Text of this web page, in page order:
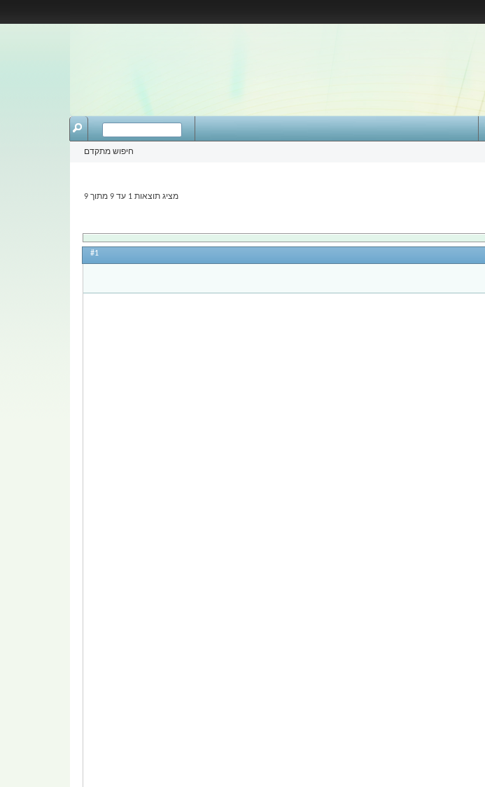
חיפוש מתקדם
מציג תוצאות 1 עד 9 מתוך 9
#1